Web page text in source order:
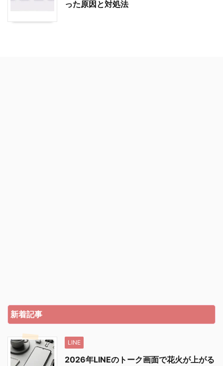
った原因と対処法
新着記事
LINE
2026年LINEのトーク画面で花火が上がる